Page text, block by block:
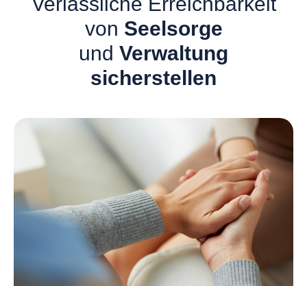
von Seelsorge
und Verwaltung
sicherstellen